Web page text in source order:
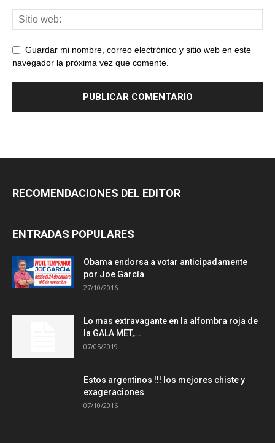
Guardar mi nombre, correo electrónico y sitio web en este
navegador la próxima vez que comente.
RECOMENDACIONES DEL EDITOR
ENTRADAS POPULARES
Obama endorsa a votar anticipadamente
por Joe García
27/10/2016
Lo mas extravagante en la alfombra roja de
la GALA MET,...
07/05/2019
Estos argentinos !!! los mejores chiste y
exageraciones
07/10/2016